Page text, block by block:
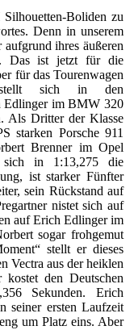
Boliden zu
Denn in unserem
ihres äußeren
Das ist jetzt für die
für das Tourenwagen
stellt sich in den
Edlinger im BMW 320
Als Dritter der Klasse
starken Porsche 911
Brenner im Opel
in 1:13,275 die
ist starker Fünfter
sein Rückstand auf
nistet sich auf
auf Erich Edlinger im
sogar frohgemut
stellt er dieses
Vectra aus der heiklen
den Deutschen
Sekunden. Erich
seiner ersten Laufzeit
um Platz eins. Aber